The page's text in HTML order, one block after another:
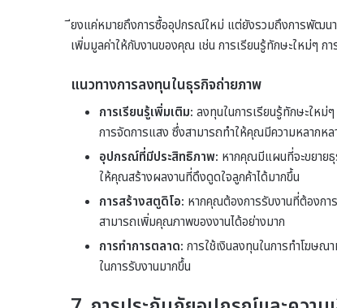
ยงแค่หมายถึงการซื้ออุปกรณ์ใหม่ แต่ยังรวมถึงการพัฒนา
เพิ่มมูลค่าให้กับงานของคุณ เช่น การเรียนรู้ทักษะใหม่ๆ ก
แนวทางการลงทุนในธุรกิจถ่ายภาพ
การเรียนรู้เพิ่มเติม: ลงทุนในการเรียนรู้ทักษะใหม่
การจัดการแสง ซึ่งสามารถทำให้คุณมีความหลากหล
อุปกรณ์ที่มีประสิทธิภาพ: หากคุณมีแผนที่จะขยาย
ให้คุณสร้างผลงานที่ดึงดูดใจลูกค้าได้มากขึ้น
การสร้างสตูดิโอ: หากคุณต้องการรับงานที่ต้องกา
สามารถเพิ่มคุณภาพของงานได้อย่างมาก
การทำการตลาด: การใช้เงินลงทุนในการทำโฆษณ
ในการรับงานมากขึ้น